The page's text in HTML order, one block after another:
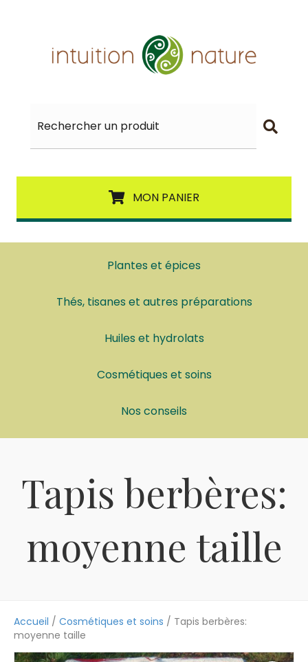
MON PANIER
Plantes et épices
Thés, tisanes et autres préparations
Huiles et hydrolats
Cosmétiques et soins
Nos conseils
Tapis berbères:
moyenne taille
Accueil / Cosmétiques et soins / Tapis berbères:
moyenne taille